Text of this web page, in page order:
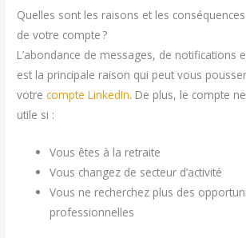
Quelles sont les raisons et les
de votre compte ?
L’abondance de messages, de notifications
est la principale raison qui peut vous
votrecompte LinkedIn. De plus, le compte
utile si :
Vous êtes à la retraite
Vous changez de secteur d’activité
Vous ne recherchez plus des
professionnelles